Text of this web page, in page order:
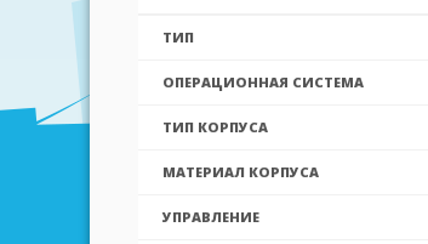
ТИП
ОПЕРАЦИОННАЯ СИСТЕМА
ТИП КОРПУСА
МАТЕРИАЛ КОРПУСА
УПРАВЛЕНИЕ